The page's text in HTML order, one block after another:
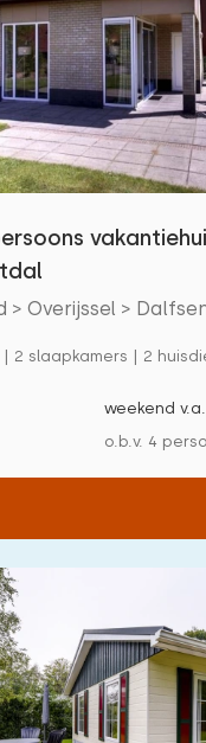
tuin
bij woning
op park
mobiliteit
> Overijssel >
2 slaapkamers | 2
weekend v.a.
o.b.v. 4